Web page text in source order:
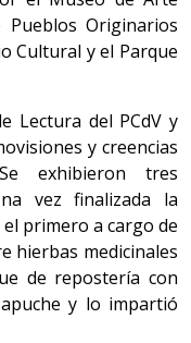
Pueblos Originarios
Cultural y el Parque
Lectura del PCdV y
y creencias
exhibieron tres
vez finalizada la
primero a cargo de
hierbas medicinales
de repostería con
y lo impartió